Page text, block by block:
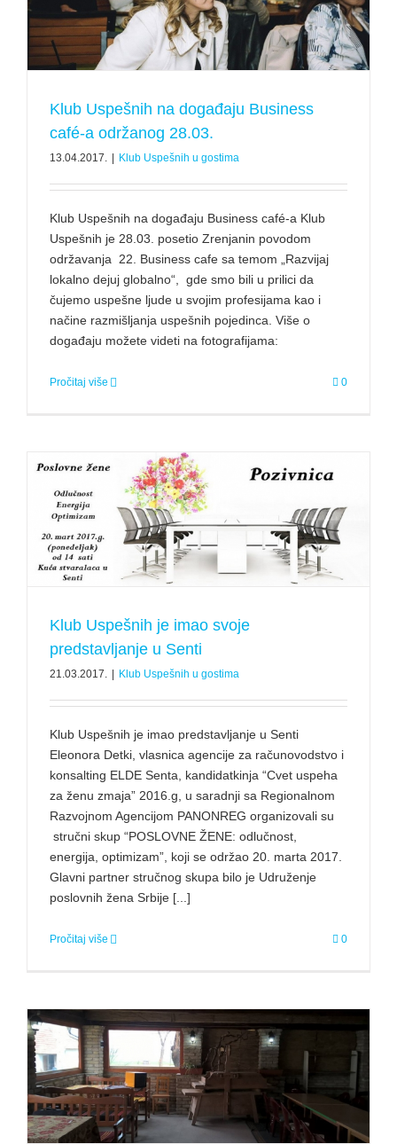
Klub Uspešnih na događaju Business
café-a održanog 28.03.
13.04.2017. | Klub Uspešnih u gostima
Klub Uspešnih na događaju Business café-a Klub
Uspešnih je 28.03. posetio Zrenjanin povodom
održavanja 22. Business cafe sa temom „Razvijaj
lokalno dejuj globalno“, gde smo bili u prilici da
čujemo uspešne ljude u svojim profesijama kao i
načine razmišljanja uspešnih pojedinca. Više o
događaju možete videti na fotografijama:
Pročitaj više 0
Klub Uspešnih je imao svoje
predstavljanje u Senti
21.03.2017. Klub Uspešnih u gostima
Klub Uspešnih je imao predstavljanje u Senti
Eleonora Detki, vlasnica agencije za računovodstvo i
konsalting ELDE Senta, kandidatkinja “Cvet uspeha
za ženu zmaja” 2016.g, u saradnji sa Regionalnom
Razvojnom Agencijom PANONREG organizovali su
stručni skup “POSLOVNE ŽENE: odlučnost,
energija, optimizam”, koji se održao 20. marta 2017.
Glavni partner stručnog skupa bilo je Udruženje
poslovnih žena Srbije [...]
Pročitaj više 0